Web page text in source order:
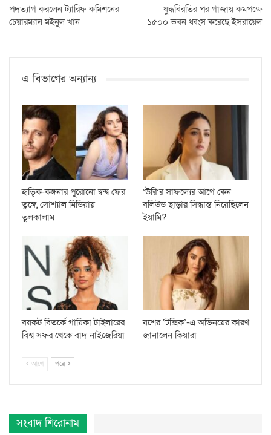
পদত্যাগ করলেন ট্যারিফ কমিশনের
চেয়ারম্যান মইনুল খান
যুদ্ধবিরতির পর গাজায় কমপক্ষে
১৫০০ ভবন ধ্বংস করেছে ইসরায়েল
এ বিভাগের অন্যান্য
হৃত্বিক-কঙ্গনার পুরোনো দ্বন্দ্ব ফের
তুঙ্গে, সোশ্যাল মিডিয়ায়
তুলকালাম
‘উরি’র সাফল্যের আগে কেন
বলিউড ছাড়ার সিদ্ধান্ত নিয়েছিলেন
ইয়ামি?
বয়কট বিতর্কে গায়িকা টাইলারের
বিশ্ব সফর থেকে বাদ নাইজেরিয়া
যশের ‘টক্সিক’-এ অভিনয়ের কারণ
জানালেন কিয়ারা
আগে পরে
সংবাদ শিরোনাম